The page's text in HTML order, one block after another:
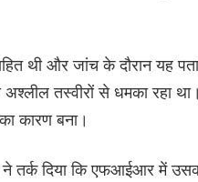
थी और जांच के दौरान
तस्वीरों से धमका रहा
कारण बना।
दिया कि एफआईआर में